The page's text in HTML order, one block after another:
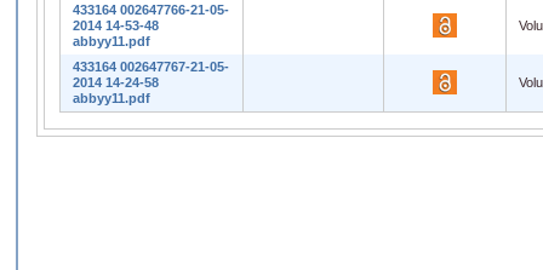
433164 002647766-21-05-
2014 14-53-48
abbyy11.pdf
433164 002647767-21-05-
2014 14-24-58
abbyy11.pdf